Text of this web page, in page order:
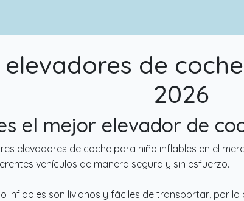
de
2026
el mejor elevador de
elevadores de coche para niño inflables en el
vehículos de manera segura y sin esfuerzo.
inflables son livianos y fáciles de transportar, por